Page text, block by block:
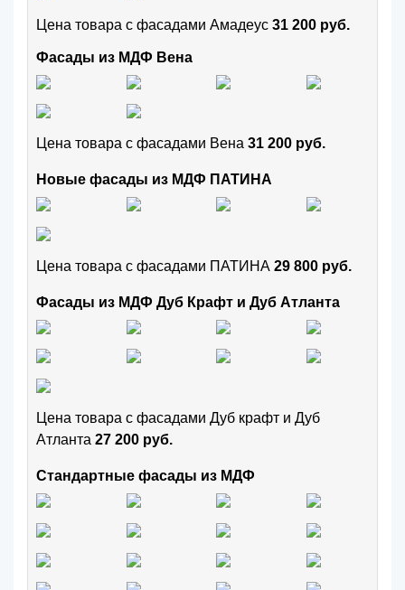
Цена товара с фасадами Амадеус 31 200 руб.
Фасады из МДФ Вена
Цена товара с фасадами Вена 31 200 руб.
Новые фасады из МДФ ПАТИНА
Цена товара с фасадами ПАТИНА 29 800 руб.
Фасады из МДФ Дуб Крафт и Дуб Атланта
Цена товара с фасадами Дуб крафт и Дуб
Атланта 27 200 руб.
Стандартные фасады из МДФ